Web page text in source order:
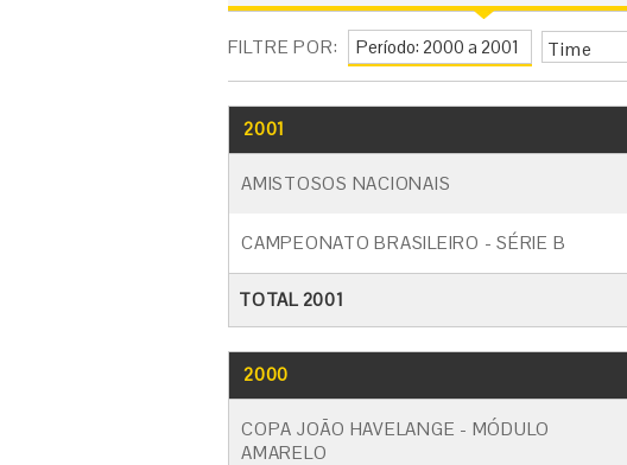
FILTRE POR: Time
2001
AMISTOSOS NACIONAIS
CAMPEONATO BRASILEIRO - SÉRIE B
TOTAL 2001
2000
COPA JOÃO HAVELANGE - MÓDULO
AMARELO